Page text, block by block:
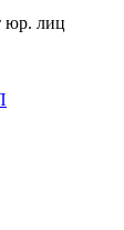
юр. лиц